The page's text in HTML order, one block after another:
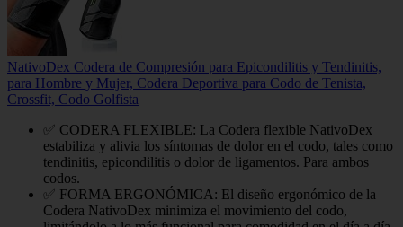
NativoDex Codera de Compresión para Epicondilitis y Tendinitis,
para Hombre y Mujer, Codera Deportiva para Codo de Tenista,
Crossfit, Codo Golfista
✅ CODERA FLEXIBLE: La Codera flexible NativoDex
estabiliza y alivia los síntomas de dolor en el codo, tales como
tendinitis, epicondilitis o dolor de ligamentos. Para ambos
codos.
✅ FORMA ERGONÓMICA: El diseño ergonómico de la
Codera NativoDex minimiza el movimiento del codo,